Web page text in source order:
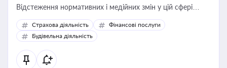
Відстеження нормативних і медійних змін у цій сфері
корисне для власника бізнесу, керівника, юриста або
бухгалтера під час оподаткування, приватизації, оренди
державного майна, корпоративних угод і перевірки
статусу суб'єктів оціночної діяльності
Страхова діяльність
Фінансові послуги
Будівельна діяльність